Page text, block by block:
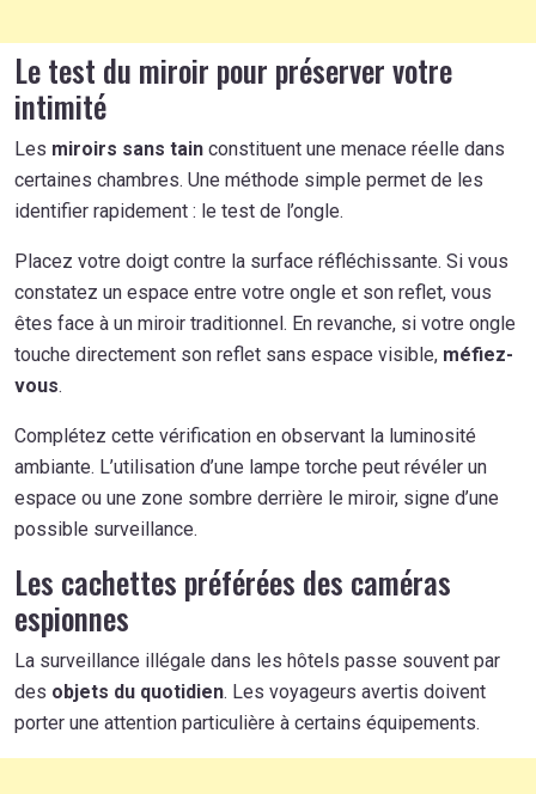
Le test du miroir pour préserver votre
intimité
Les miroirs sans tain constituent une menace réelle dans
certaines chambres. Une méthode simple permet de les
identifier rapidement : le test de l’ongle.
Placez votre doigt contre la surface réfléchissante. Si vous
constatez un espace entre votre ongle et son reflet, vous
êtes face à un miroir traditionnel. En revanche, si votre ongle
touche directement son reflet sans espace visible, méfiez-
vous.
Complétez cette vérification en observant la luminosité
ambiante. L’utilisation d’une lampe torche peut révéler un
espace ou une zone sombre derrière le miroir, signe d’une
possible surveillance.
Les cachettes préférées des caméras
espionnes
La surveillance illégale dans les hôtels passe souvent par
des objets du quotidien. Les voyageurs avertis doivent
porter une attention particulière à certains équipements.